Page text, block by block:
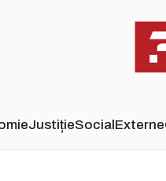
JustițieSocialExterne